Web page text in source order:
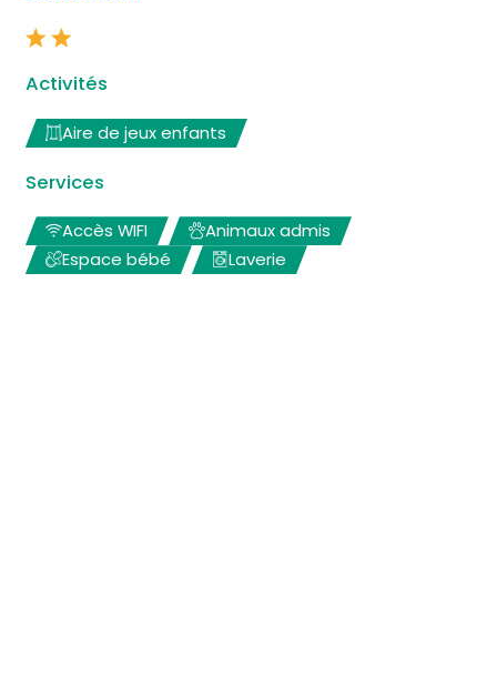
Activités
Aire de jeux enfants
Services
Accès WIFI
Animaux admis
Espace bébé
Laverie